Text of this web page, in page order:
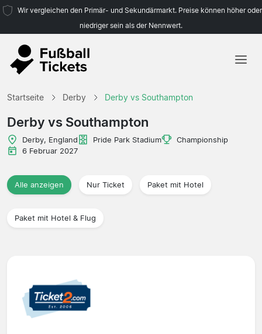
Wir vergleichen den Primär- und Sekundärmarkt. Preise können höher oder
niedriger sein als der Nennwert.
Ligen
Startseite Derby Derby vs Southampton
Derby vs Southampton
Derby, England Pride Park Stadium
Championship
6 Februar 2027
Alle anzeigen Nur Ticket Paket mit Hotel
Paket mit Hotel & Flug